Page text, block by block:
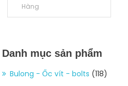
Hàng
Danh mục sản phẩm
Bulong - Ốc vít - bolts (118)